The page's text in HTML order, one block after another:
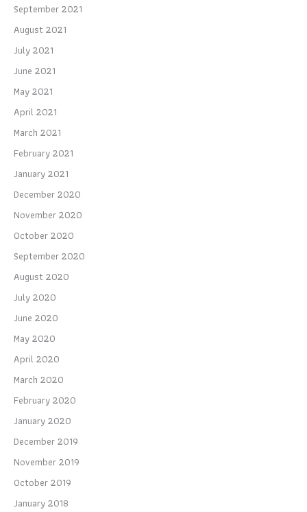
September 2021
August 2021
July 2021
June 2021
May 2021
April 2021
March 2021
February 2021
January 2021
December 2020
November 2020
October 2020
September 2020
August 2020
July 2020
June 2020
May 2020
April 2020
March 2020
February 2020
January 2020
December 2019
November 2019
October 2019
January 2018